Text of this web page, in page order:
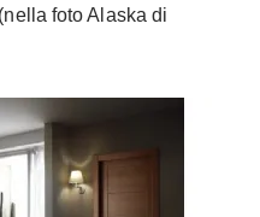
Progetti
Progetto
Il Verde
Restauri
foto Alaska di